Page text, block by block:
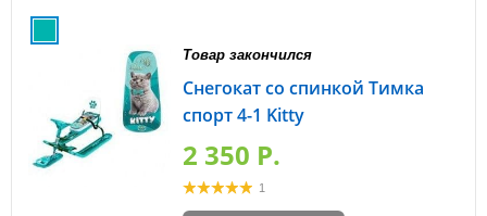
Товар закончился
Снегокат со спинкой Тимка
спорт 4-1 Kitty
2 350 P.
1